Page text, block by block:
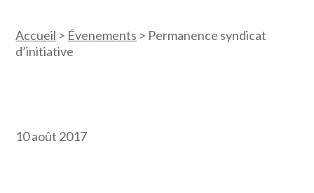
Accueil > Évenements > Permanence syndicat
d’initiative
10 août 2017